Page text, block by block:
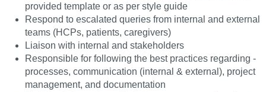
provided template or as per style guide
Respond to escalated queries from internal and external
teams (HCPs, patients, caregivers)
Liaison with internal and stakeholders
Responsible for following the best practices regarding -
processes, communication (internal & external), project
management, and documentation